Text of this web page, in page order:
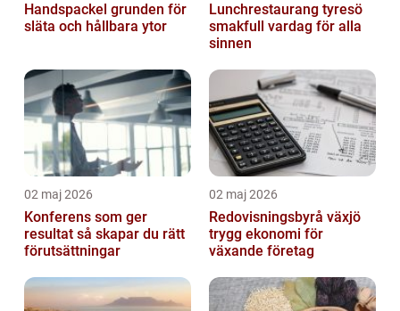
Handspackel grunden för
släta och hållbara ytor
Lunchrestaurang tyresö
smakfull vardag för alla
sinnen
02 maj 2026
Konferens som ger
resultat så skapar du rätt
förutsättningar
02 maj 2026
Redovisningsbyrå växjö
trygg ekonomi för
växande företag